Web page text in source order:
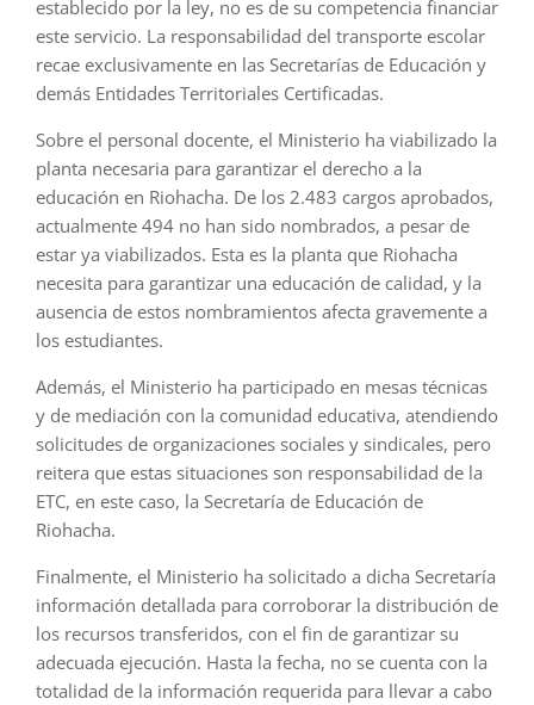
establecido por la ley, no es de su competencia financiar
este servicio. La responsabilidad del transporte escolar
recae exclusivamente en las Secretarías de Educación y
demás Entidades Territoriales Certificadas.
Sobre el personal docente, el Ministerio ha viabilizado la
planta necesaria para garantizar el derecho a la
educación en Riohacha. De los 2.483 cargos aprobados,
actualmente 494 no han sido nombrados, a pesar de
estar ya viabilizados. Esta es la planta que Riohacha
necesita para garantizar una educación de calidad, y la
ausencia de estos nombramientos afecta gravemente a
los estudiantes.
Además, el Ministerio ha participado en mesas técnicas
y de mediación con la comunidad educativa, atendiendo
solicitudes de organizaciones sociales y sindicales, pero
reitera que estas situaciones son responsabilidad de la
ETC, en este caso, la Secretaría de Educación de
Riohacha.
Finalmente, el Ministerio ha solicitado a dicha Secretaría
información detallada para corroborar la distribución de
los recursos transferidos, con el fin de garantizar su
adecuada ejecución. Hasta la fecha, no se cuenta con la
totalidad de la información requerida para llevar a cabo